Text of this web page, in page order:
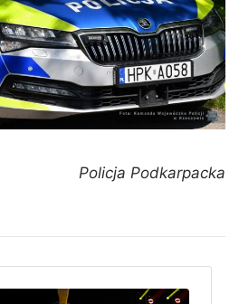
Policja Podkarpacka